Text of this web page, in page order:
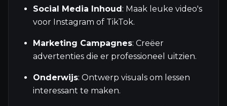
Social Media Inhoud: Maak leuke video's
voor Instagram of TikTok.
Marketing Campagnes: Creëer
advertenties die er professioneel uitzien.
Onderwijs: Ontwerp visuals om lessen
interessant te maken.